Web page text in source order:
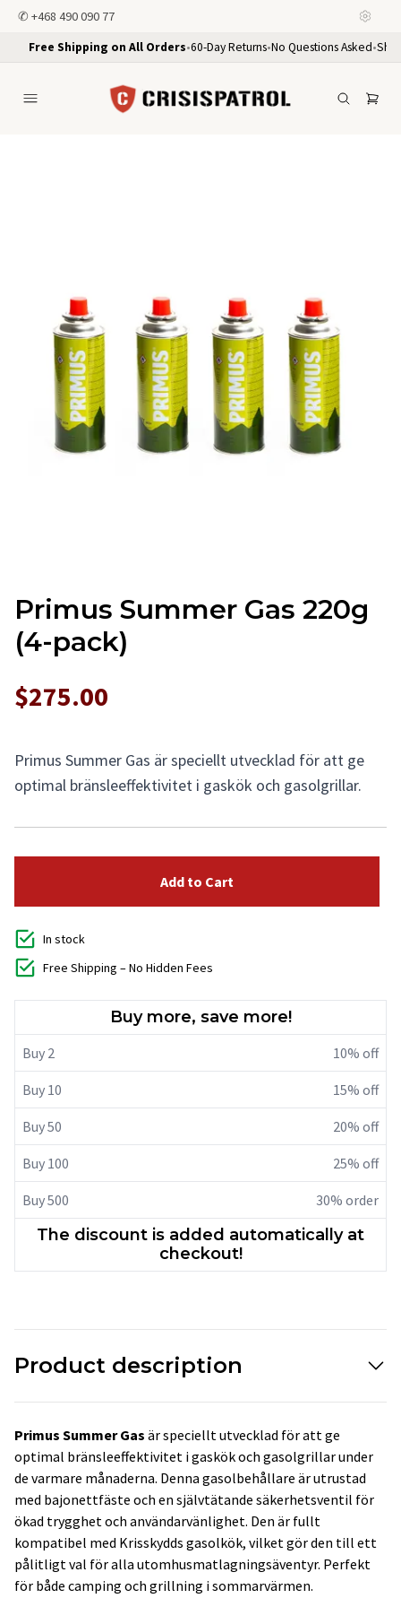
✆ +468 490 090 77
Free Shipping on All Orders•60-Day Returns•No Questions Asked•
Primus Summer Gas 220g
(4-pack)
$275.00
Primus Summer Gas är speciellt utvecklad för att ge
optimal bränsleeffektivitet i gaskök och gasolgrillar.
Add to Cart
In stock
Free Shipping – No Hidden Fees
Buy more, save more!
Buy 2 10% off
Buy 10 15% off
Buy 50 20% off
Buy 100 25% off
Buy 500 30% order
The discount is added automatically at
checkout!
Product description
Primus Summer Gas är speciellt utvecklad för att ge
optimal bränsleeffektivitet i gaskök och gasolgrillar under
de varmare månaderna. Denna gasolbehållare är utrustad
med bajonettfäste och en självtätande säkerhetsventil för
ökad trygghet och användarvänlighet. Den är fullt
kompatibel med Krisskydds gasolkök, vilket gör den till ett
pålitligt val för alla utomhusmatlagningsäventyr. Perfekt
för både camping och grillning i sommarvärmen.